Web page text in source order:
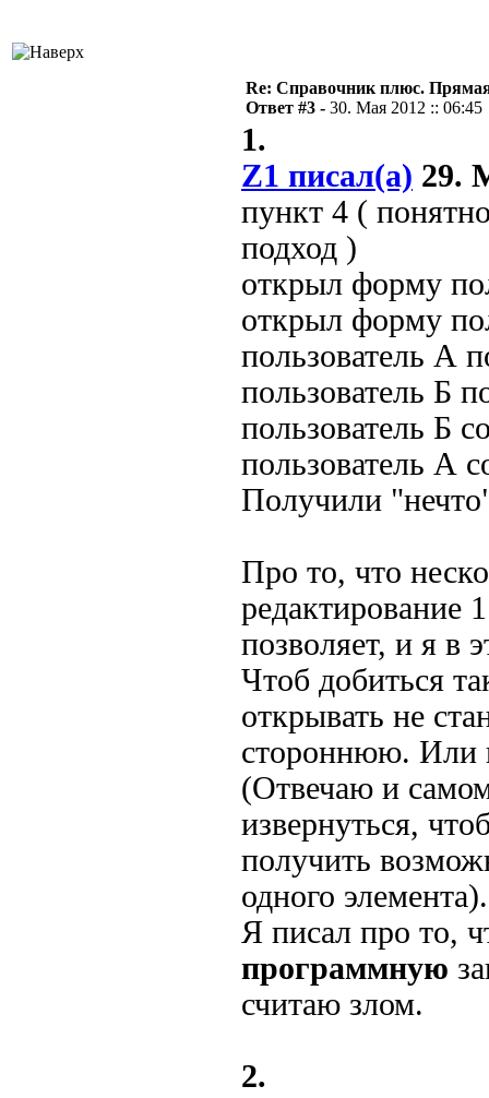
Re: Справочник плюс.
Ответ #3 - 30. Мая 2012 :: 06:45
1.
Z1 писал(а) 29.
пункт 4 (
подход )
открыл форму
открыл форму
пользователь А
пользователь Б
пользователь Б
пользователь А
Получили
Про то, что
редактирование
позволяет, и я в
Чтоб добиться
открывать не
стороннюю. Или
(Отвечаю и
извернуться,
получить
одного элемента).
Я писал про то,
программную
считаю злом.
2.